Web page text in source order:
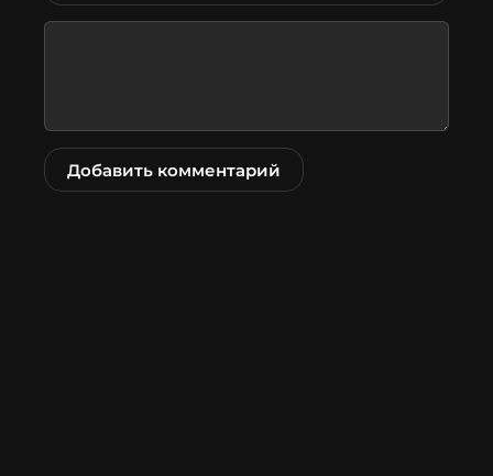
Добавить комментарий